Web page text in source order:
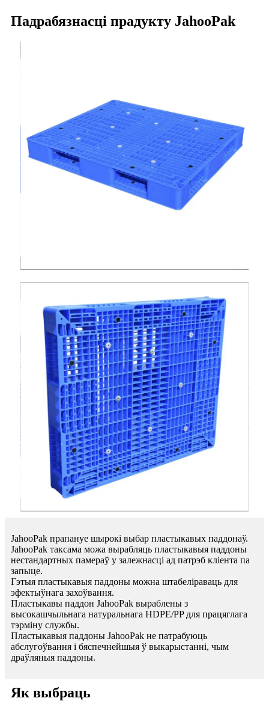
Падрабязнасці прадукту JahooPak
JahooPak прапануе шырокі выбар пластыкавых паддонаў.
JahooPak таксама можа вырабляць пластыкавыя паддоны
нестандартных памераў у залежнасці ад патрэб кліента па
запыце.
Гэтыя пластыкавыя паддоны можна штабеліраваць для
эфектыўнага захоўвання.
Пластыкавы паддон JahooPak выраблены з
высокашчыльнага натуральнага HDPE/PP для працяглага
тэрміну службы.
Пластыкавыя паддоны JahooPak не патрабуюць
абслугоўвання і бяспечнейшыя ў выкарыстанні, чым
драўляныя паддоны.
Як выбраць